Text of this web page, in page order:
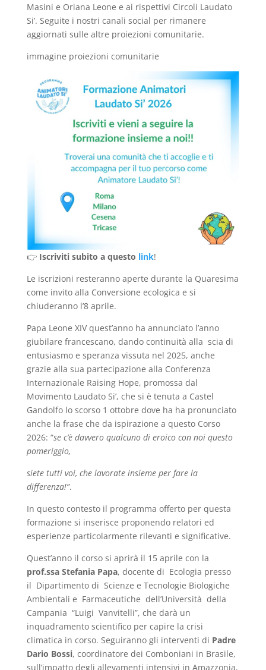
Masini e Oriana Leone e ai rispettivi Circoli Laudato
Si’. Seguite i nostri canali social per rimanere
aggiornati sulle altre proiezioni comunitarie.
immagine proiezioni comunitarie
👉 Iscriviti subito a questo link!
Le iscrizioni resteranno aperte durante la Quaresima
come invito alla Conversione ecologica e si
chiuderanno l’8 aprile.
Papa Leone XIV quest’anno ha annunciato l’anno
giubilare francescano, dando continuità alla scia di
entusiasmo e speranza vissuta nel 2025, anche
grazie alla sua partecipazione alla Conferenza
Internazionale Raising Hope, promossa dal
Movimento Laudato Si’, che si è tenuta a Castel
Gandolfo lo scorso 1 ottobre dove ha ha pronunciato
anche la frase che da ispirazione a questo Corso
2026: “se c’è davvero qualcuno di eroico con noi questo
pomeriggio,
siete tutti voi, che lavorate insieme per fare la
differenza!”.
In questo contesto il programma offerto per questa
formazione si inserisce proponendo relatori ed
esperienze particolarmente rilevanti e significative.
Quest’anno il corso si aprirà il 15 aprile con la
prof.ssa Stefania Papa, docente di Ecologia presso
il Dipartimento di Scienze e Tecnologie Biologiche
Ambientali e Farmaceutiche dell’Università della
Campania “Luigi Vanvitelli”, che darà un
inquadramento scientifico per capire la crisi
climatica in corso. Seguiranno gli interventi di Padre
Dario Bossi, coordinatore dei Comboniani in Brasile,
sull’impatto degli allevamenti intensivi in Amazzonia,